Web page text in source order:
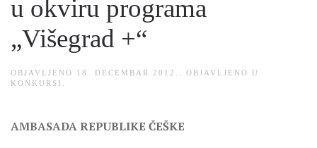
u okviru programa
„Višegrad +“
OBJAVLJENO 18. DECEMBAR 2012.
. OBJAVLJENO U
KONKURSI
AMBASADA REPUBLIKE ČEŠKE